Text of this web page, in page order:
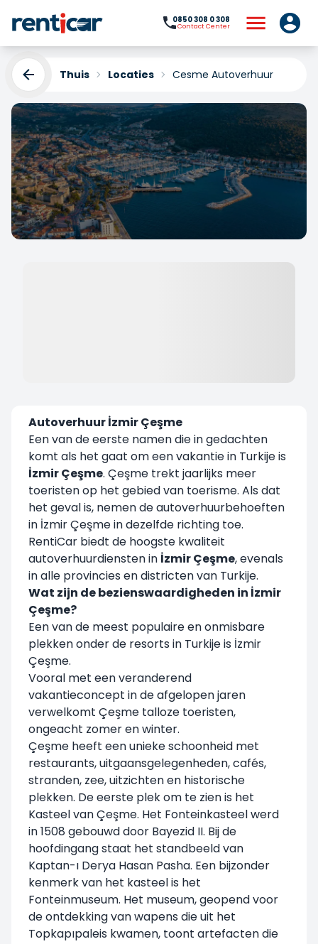
0850 308 0 308
Contact Center
Thuis Locaties Cesme Autoverhuur
Cesme Autoverhuur
Autoverhuur İzmir Çeşme
Een van de eerste namen die in gedachten
komt als het gaat om een vakantie in Turkije is
İzmir Çeşme. Çeşme trekt jaarlijks meer
toeristen op het gebied van toerisme. Als dat
het geval is, nemen de autoverhuurbehoeften
in İzmir Çeşme in dezelfde richting toe.
RentiCar biedt de hoogste kwaliteit
autoverhuurdiensten in İzmir Çeşme, evenals
in alle provincies en districten van Turkije.
Wat zijn de bezienswaardigheden in İzmir
Çeşme?
Een van de meest populaire en onmisbare
plekken onder de resorts in Turkije is İzmir
Çeşme.
Vooral met een veranderend
vakantieconcept in de afgelopen jaren
verwelkomt Çeşme talloze toeristen,
ongeacht zomer en winter.
Çeşme heeft een unieke schoonheid met
restaurants, uitgaansgelegenheden, cafés,
stranden, zee, uitzichten en historische
plekken. De eerste plek om te zien is het
Kasteel van Çeşme. Het Fonteinkasteel werd
in 1508 gebouwd door Bayezid II. Bij de
hoofdingang staat het standbeeld van
Kaptan-ı Derya Hasan Pasha. Een bijzonder
kenmerk van het kasteel is het
Fonteinmuseum. Het museum, geopend voor
de ontdekking van wapens die uit het
Topkapıpaleis kwamen, toont artefacten die